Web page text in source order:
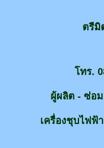
ตรีมิ
โทร.
ผู้ผลิต - ซ่อ
เครื่องชุบไฟฟ้